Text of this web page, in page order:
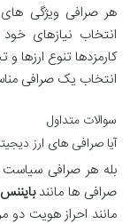
هر صرافی ویژگی
انتخاب نیازهای
کارمزدها تنوع ارزها
انتخاب یک صرافی
سوالات متداول
آیا صرافی های ارز
بله هر صرافی سیاست
صرافی ها مانندبایننس